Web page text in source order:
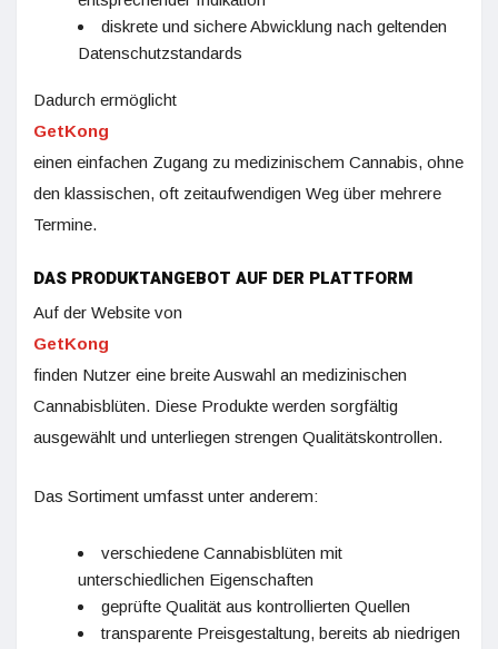
diskrete und sichere Abwicklung nach geltenden
Datenschutzstandards
Dadurch ermöglicht
GetKong
einen einfachen Zugang zu medizinischem Cannabis, ohne
den klassischen, oft zeitaufwendigen Weg über mehrere
Termine.
DAS PRODUKTANGEBOT AUF DER PLATTFORM
Auf der Website von
GetKong
finden Nutzer eine breite Auswahl an medizinischen
Cannabisblüten. Diese Produkte werden sorgfältig
ausgewählt und unterliegen strengen Qualitätskontrollen.
Das Sortiment umfasst unter anderem:
verschiedene Cannabisblüten mit
unterschiedlichen Eigenschaften
geprüfte Qualität aus kontrollierten Quellen
transparente Preisgestaltung, bereits ab niedrigen